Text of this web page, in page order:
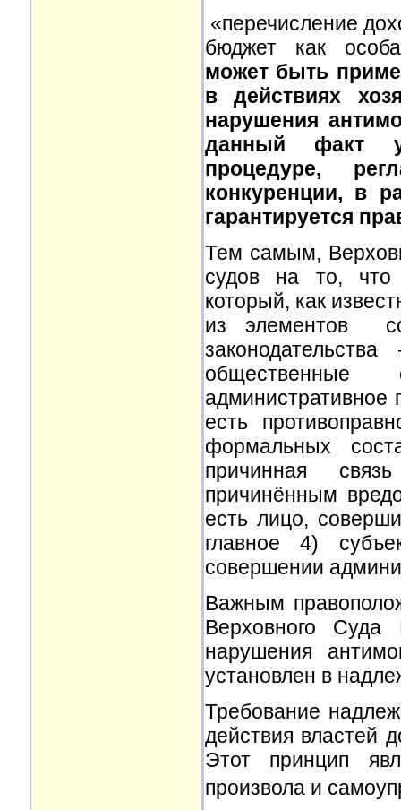
«перечисление
бюджет как
может быть
в действиях
нарушения
данный факт
процедуре,
конкуренции, в
гарантируется
Тем самым,
судов на то, что
который, как
из элементов
административное
есть
формальных
причинная
причинённым
есть лицо,
главное 4)
совершении
Важным
Верховного
нарушения
установлен в
Требование
действия властей
Этот принцип
произвола и